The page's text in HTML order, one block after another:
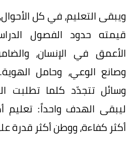
ويبقى التعليم، في كل
قيمته حدود الفصول
الأعمق في الإنسان،
وصانع الوعي، وحامل
وسائل تتجدّد كلما تطلبت
ليبقى الهدف واحداً: تعليم
أكثر كفاءة، ووطن أكثر قدرة